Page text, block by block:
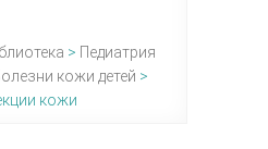
> Педиатрия
кожи детей >
кожи